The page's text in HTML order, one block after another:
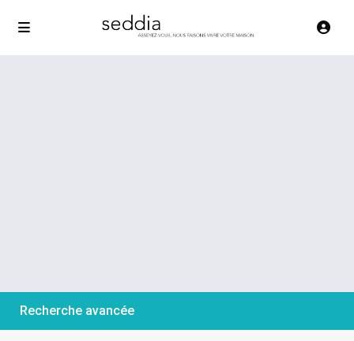
Recherche avancée